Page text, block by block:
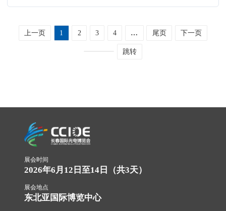
上一页 1 2 3 4 … 尾页 下一页
跳转
展会时间
2026年6月12日至14日（共3天）
展会地点
东北亚国际博览中心